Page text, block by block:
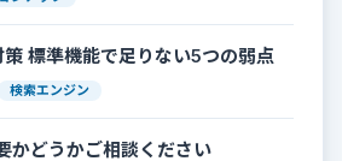
標準機能で足りない5つの弱点
検索エンジン
かどうかご相談ください